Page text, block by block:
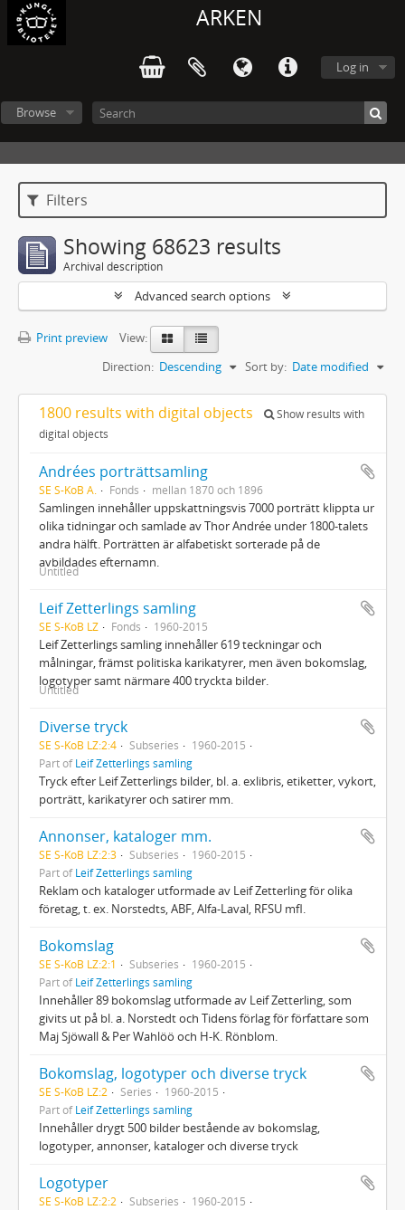
ARKEN
Log in
Browse
Filters
Showing 68623 results
Archival description
Advanced search options
Print preview
View:
Sort by: Date modified
Direction: Descending
1800 results with digital objects
Show results with
digital objects
Andrées porträttsamling
SE S-KoB A. Fonds mellan 1870 och 1896
Samlingen innehåller uppskattningsvis 7000 porträtt klippta ur
olika tidningar och samlade av Thor Andrée under 1800-talets
andra hälft. Porträtten är alfabetiskt sorterade på de
avbildades efternamn.
Untitled
Leif Zetterlings samling
SE S-KoB LZ Fonds 1960-2015
Leif Zetterlings samling innehåller 619 teckningar och
målningar, främst politiska karikatyrer, men även bokomslag,
logotyper samt närmare 400 tryckta bilder.
Untitled
Diverse tryck
SE S-KoB LZ:2:4 Subseries
1960-2015
Part ofLeif Zetterlings samling
Tryck efter Leif Zetterlings bilder, bl. a. exlibris, etiketter, vykort,
porträtt, karikatyrer och satirer mm.
Annonser, kataloger mm.
SE S-KoB LZ:2:3 Subseries
1960-2015
Part ofLeif Zetterlings samling
Reklam och kataloger utformade av Leif Zetterling för olika
företag, t. ex. Norstedts, ABF, Alfa-Laval, RFSU mfl.
Bokomslag
SE S-KoB LZ:2:1 Subseries
1960-2015
Part ofLeif Zetterlings samling
Innehåller 89 bokomslag utformade av Leif Zetterling, som
givits ut på bl. a. Norstedt och Tidens förlag för författare som
Maj Sjöwall & Per Wahlöö och H-K. Rönblom.
Bokomslag, logotyper och diverse tryck
SE S-KoB LZ:2 Series
1960-2015
Part ofLeif Zetterlings samling
Innehåller drygt 500 bilder bestående av bokomslag,
logotyper, annonser, kataloger och diverse tryck
Logotyper
SE S-KoB LZ:2:2 Subseries
1960-2015